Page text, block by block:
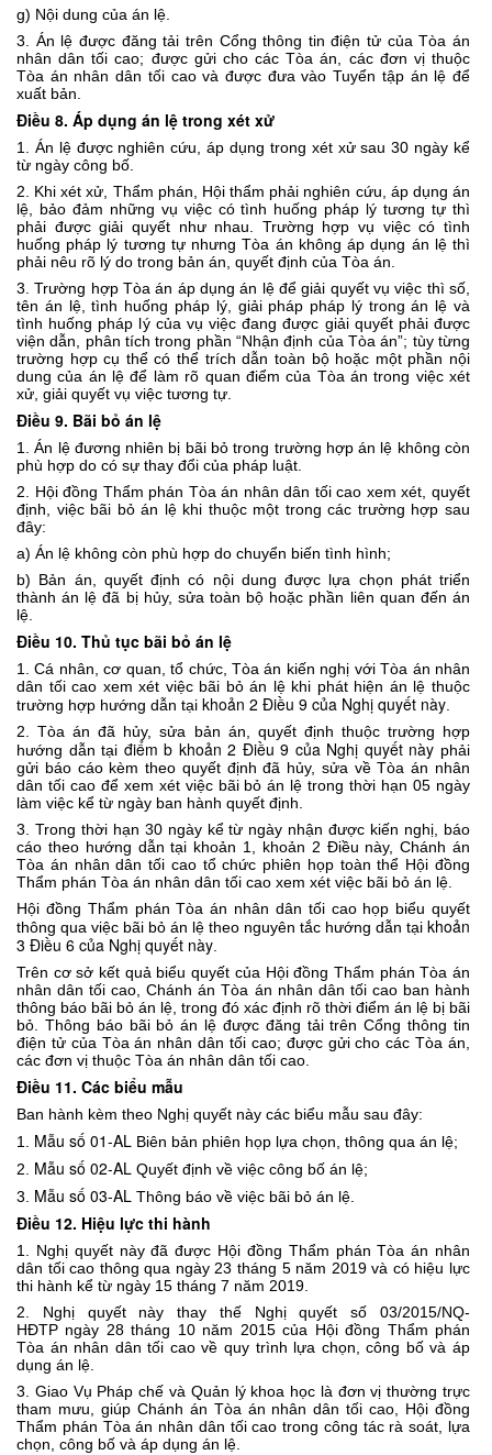
g) Nội dung của án lệ.
3. Án lệ được đăng tải trên Cổng thông tin điện tử của Tòa án
nhân dân tối cao; được gửi cho các Tòa án, các đơn vị thuộc
Tòa án nhân dân tối cao và được đưa vào Tuyển tập án lệ để
xuất bản.
Điều 8. Áp dụng án lệ trong xét xử
1. Án lệ được nghiên cứu, áp dụng trong xét xử sau 30 ngày kể
từ ngày công bố.
2. Khi xét xử, Thẩm phán, Hội thẩm phải nghiên cứu, áp dụng án
lệ, bảo đảm những vụ việc có tình huống pháp lý tương tự thì
phải được giải quyết như nhau. Trường hợp vụ việc có tình
huống pháp lý tương tự nhưng Tòa án không áp dụng án lệ thì
phải nêu rõ lý do trong bản án, quyết định của Tòa án.
3. Trường hợp Tòa án áp dụng án lệ để giải quyết vụ việc thì số,
tên án lệ, tình huống pháp lý, giải pháp pháp lý trong án lệ và
tình huống pháp lý của vụ việc đang được giải quyết phải được
viện dẫn, phân tích trong phần “Nhận định của Tòa án”; tùy từng
trường hợp cụ thể có thể trích dẫn toàn bộ hoặc một phần nội
dung của án lệ để làm rõ quan điểm của Tòa án trong việc xét
xử, giải quyết vụ việc tương tự.
Điều 9. Bãi bỏ án lệ
1. Án lệ đương nhiên bị bãi bỏ trong trường hợp án lệ không còn
phù hợp do có sự thay đổi của pháp luật.
2. Hội đồng Thẩm phán Tòa án nhân dân tối cao xem xét, quyết
định, việc bãi bỏ án lệ khi thuộc một trong các trường hợp sau
đây:
a) Án lệ không còn phù hợp do chuyển biến tình hình;
b) Bản án, quyết định có nội dung được lựa chọn phát triển
thành án lệ đã bị hủy, sửa toàn bộ hoặc phần liên quan đến án
lệ.
Điều 10. Thủ tục bãi bỏ án lệ
1. Cá nhân, cơ quan, tổ chức, Tòa án kiến nghị với Tòa án nhân
dân tối cao xem xét việc bãi bỏ án lệ khi phát hiện án lệ thuộc
trường hợp hướng dẫn tại khoản 2 Điều 9 của Nghị quyết này
2. Tòa án đã hủy, sửa bản án, quyết định thuộc trường hợp
hướng dẫn tại điểm b khoản 2 Điều 9 của Nghị quyết này phải
gửi báo cáo kèm theo quyết định đã hủy, sửa về Tòa án nhân
dân tối cao để xem xét việc bãi bỏ án lệ trong thời hạn 05 ngày
làm việc kể từ ngày ban hành quyết định.
3. Trong thời hạn 30 ngày kể từ ngày nhận được kiến nghị, báo
cáo theo hướng dẫn tại khoản 1, khoản 2 Điều này, Chánh án
Tòa án nhân dân tối cao tổ chức phiên họp toàn thể Hội đồng
Thẩm phán Tòa án nhân dân tối cao xem xét việc bãi bỏ án lệ.
Hội đồng Thẩm phán Tòa án nhân dân tối cao họp biểu quyết
thông qua việc bãi bỏ án lệ theo nguyên tắc hướng dẫn tại khoản
3 Điều 6 của Nghị quyết này
Trên cơ sở kết quả biểu quyết của Hội đồng Thẩm phán Tòa án
nhân dân tối cao, Chánh án Tòa án nhân dân tối cao ban hành
thông báo bãi bỏ án lệ, trong đó xác định rõ thời điểm án lệ bị bãi
bỏ. Thông báo bãi bỏ án lệ được đăng tải trên Cổng thông tin
điện tử của Tòa án nhân dân tối cao; được gửi cho các Tòa án,
các đơn vị thuộc Tòa án nhân dân tối cao.
Điều 11. Các biểu mẫu
Ban hành kèm theo Nghị quyết này các biểu mẫu sau đây:
1. Mẫu số 01-AL Biên bản phiên họp lựa chọn, thông qua án lệ;
2. Mẫu số 02-AL Quyết định về việc công bố án lệ;
3. Mẫu số 03-AL Thông báo về việc bãi bỏ án lệ.
Điều 12. Hiệu lực thi hành
1. Nghị quyết này đã được Hội đồng Thẩm phán Tòa án nhân
dân tối cao thông qua ngày 23 tháng 5 năm 2019 và có hiệu lực
thi hành kể từ ngày 15 tháng 7 năm 2019.
2. Nghị quyết này thay thế Nghị quyết số 03/2015/NQ-
HĐTP ngày 28 tháng 10 năm 2015 của Hội đồng Thẩm phán
Tòa án nhân dân tối cao về quy trình lựa chọn, công bố và áp
dụng án lệ.
3. Giao Vụ Pháp chế và Quản lý khoa học là đơn vị thường trực
tham mưu, giúp Chánh án Tòa án nhân dân tối cao, Hội đồng
Thẩm phán Tòa án nhân dân tối cao trong công tác rà soát, lựa
chọn, công bố và áp dụng án lệ.